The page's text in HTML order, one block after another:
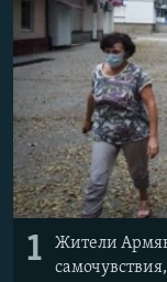
УКРАИНСКАЯ
Все сайты
1
Жители